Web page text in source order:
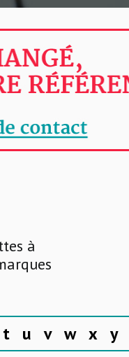
à
t u v w x y